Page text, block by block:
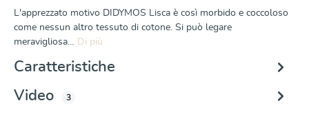
L'apprezzato motivo DIDYMOS Lisca è così morbido e coccoloso
come nessun altro tessuto di cotone. Si può legare
meravigliosa… Di più
Caratteristiche
Video
3